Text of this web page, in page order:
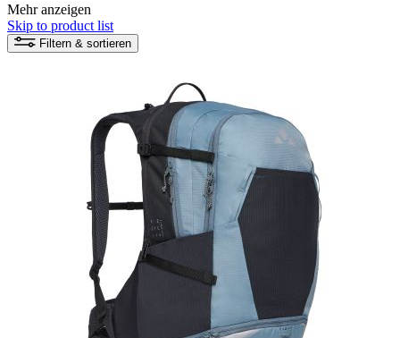
Naturerlebnis beginnen!
Mehr anzeigen
Skip to product list
Filtern & sortieren